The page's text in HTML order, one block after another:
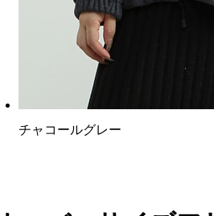
チャコールグレー